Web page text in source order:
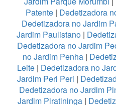
Patente | Dedetizadora
Dedetizadora no Jardim
Jardim Paulistano|
Dedetizadora no Jardim
no Jardim Penha|
Leite | Dedetizadora no
Jardim Peri Peri |
Dedetizadora no Jardim
Jardim Piratininga|